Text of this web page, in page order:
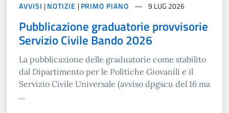
AVVISI |NOTIZIE |PRIMO PIANO 9 LUG 2026
Pubblicazione graduatorie provvisorie
Servizio Civile Bando 2026
La pubblicazione delle graduatorie come stabilito
dal Dipartimento per le Politiche Giovanili e il
Servizio Civile Universale (avviso dpgscu del 16 ma
...